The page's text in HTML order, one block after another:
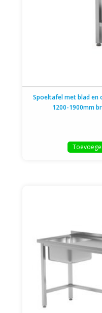
Spoeltafel met blad
1200-1900mm